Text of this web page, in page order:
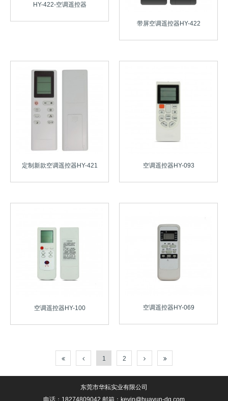
HY-422-空调遥控器
带屏空调遥控器HY-422
定制新款空调遥控器HY-421 空调遥控器HY-093
空调遥控器HY-100 空调遥控器HY-069
1 2
东莞市华耘实业有限公司